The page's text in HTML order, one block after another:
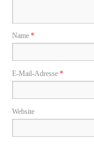
Name *
E-Mail-Adresse *
Website